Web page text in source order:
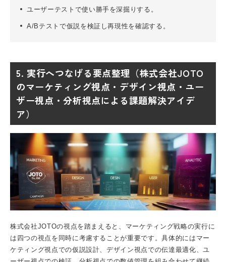
ユーザーテストで使い勝手を深掘りする。
A/Bテストで仮説を検証し再現性を確認する。
5. 実行へつなげる要点整理（株式会社JOTO
のマーケティング視点・デザイン視点・ユー
ザー視点・分析視点による課題解決アイデ
ア）
株式会社JOTOの視点を踏まえると、 マーケティング戦略の実行に
は四つの視点を同時に考慮することが重要です。具体的にはマー
ケティング視点での仮説設計、デザイン視点での伝達最適化、ユ